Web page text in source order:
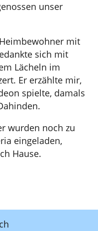
unser
mit
sich mit
Lächeln im
Er erzählte mir,
spielte, damals
wurden noch zu
eingeladen,
Hause.